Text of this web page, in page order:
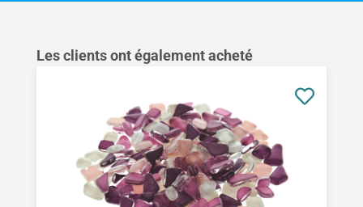
Ignorer la galerie de produits
Les clients ont également acheté